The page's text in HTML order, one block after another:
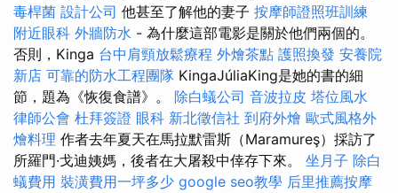
毒桿菌 設計公司 他甚至了解他的妻子 按摩師證照班訓練
附近眼科 外牆防水 - 為什麼這部電影是關於他們兩個的。
否則，Kinga 台中肩頸放鬆療程 外燴茶點 護照換發 安養院
新店 可靠的防水工程團隊 KingaJúliaKing是她的書的細
節，題為《恢復食譜》。 除白蟻公司 音波拉皮 塔位風水
律師公會 杜拜簽證 眼科 新北徵信社 到府外燴 歐式風格外
燴料理 作者去年夏天在馬拉默雷斯（Maramureş）採訪了
所羅門·戈迪姨媽，後者在大屠殺中倖存下來。 坐月子 除白
蟻費用 裝潢費用一坪多少 google seo教學 后里推薦按摩